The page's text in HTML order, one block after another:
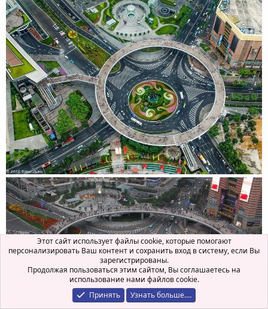
Этот сайт использует файлы cookie, которые помогают
персонализировать Ваш контент и сохранить вход в систему, если Вы
зарегистрированы.
Продолжая пользоваться этим сайтом, Вы соглашаетесь на
использование нами файлов cookie.
Принять
Узнать больше.…